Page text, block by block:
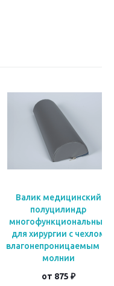
Валик медицинский
полуцилиндр
многофункциональный
для хирургии с чехлом
влагонепроницаемым на
молнии
от 875 ₽